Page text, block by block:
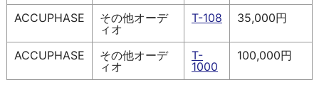
ACCUPHASE
その他オーデ
ィオ
T-108 35,000円
ACCUPHASE
その他オーデ
ィオ
T-
1000
100,000円